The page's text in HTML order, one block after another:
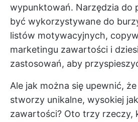
wypunktowań. Narzędzia do
być wykorzystywane do
listów motywacyjnych,
marketingu zawartości i
zastosowań, aby
Ale jak można się upewnić, że
stworzy unikalne, wysokiej
zawartości? Oto trzy rzeczy,